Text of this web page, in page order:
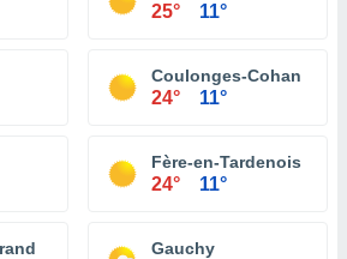
25° 11°
Coulonges-Cohan
24° 11°
Fère-en-Tardenois
24° 11°
Gauchy